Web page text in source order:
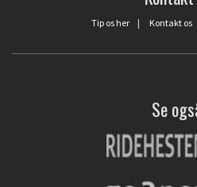
Tip os her | Kontakt os
Se